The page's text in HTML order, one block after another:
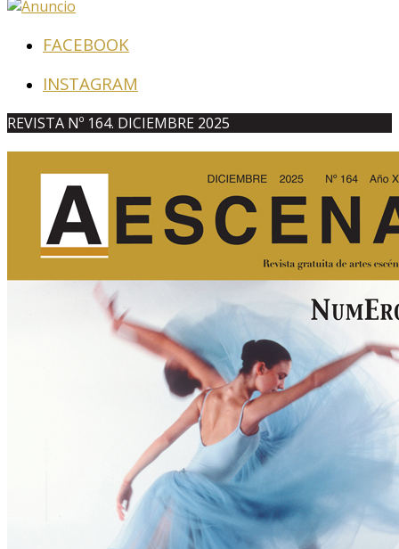
FACEBOOK
INSTAGRAM
REVISTA Nº 164. DICIEMBRE 2025